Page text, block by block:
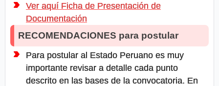
Ver aquí Ficha de Presentación de
Documentación
RECOMENDACIONES para postular
Para postular al Estado Peruano es muy
importante revisar a detalle cada punto
descrito en las bases de la convocatoria. En